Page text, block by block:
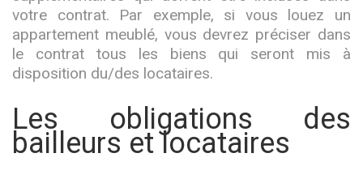
votre contrat. Par exemple, si vous louez un
appartement meublé, vous devrez préciser dans
le contrat tous les biens qui seront mis à
disposition du/des locataires.
Les obligations des
bailleurs et locataires